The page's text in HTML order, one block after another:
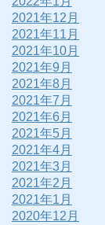
2021年12月
2021年11月
2021年10月
2021年9月
2021年8月
2021年7月
2021年6月
2021年5月
2021年4月
2021年3月
2021年2月
2021年1月
2020年12月